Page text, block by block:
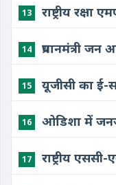
13 राष्ट्रीय रक्षा
14 प्रधानमंत्री
15 यूजीसी का ई-
16 ओडिशा में
17 राष्ट्रीय